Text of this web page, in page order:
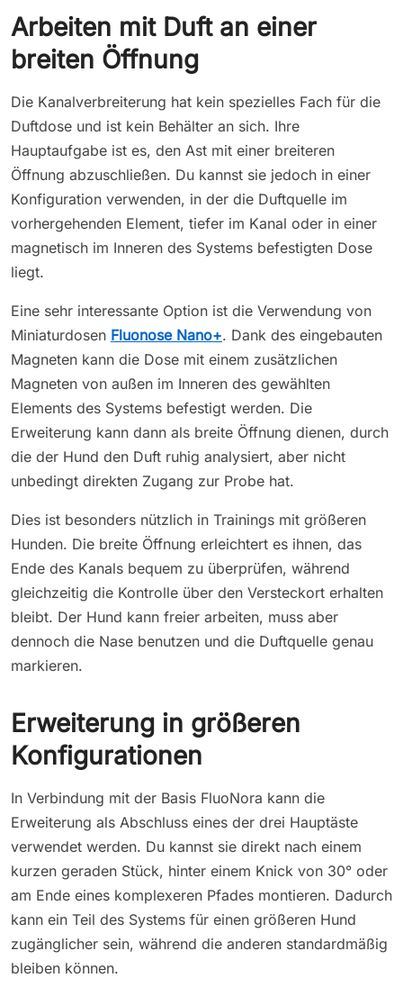
Arbeiten mit Duft an einer
breiten Öffnung
Die Kanalverbreiterung hat kein spezielles Fach für die
Duftdose und ist kein Behälter an sich. Ihre
Hauptaufgabe ist es, den Ast mit einer breiteren
Öffnung abzuschließen. Du kannst sie jedoch in einer
Konfiguration verwenden, in der die Duftquelle im
vorhergehenden Element, tiefer im Kanal oder in einer
magnetisch im Inneren des Systems befestigten Dose
liegt.
Eine sehr interessante Option ist die Verwendung von
Miniaturdosen Fluonose Nano+. Dank des eingebauten
Magneten kann die Dose mit einem zusätzlichen
Magneten von außen im Inneren des gewählten
Elements des Systems befestigt werden. Die
Erweiterung kann dann als breite Öffnung dienen, durch
die der Hund den Duft ruhig analysiert, aber nicht
unbedingt direkten Zugang zur Probe hat.
Dies ist besonders nützlich in Trainings mit größeren
Hunden. Die breite Öffnung erleichtert es ihnen, das
Ende des Kanals bequem zu überprüfen, während
gleichzeitig die Kontrolle über den Versteckort erhalten
bleibt. Der Hund kann freier arbeiten, muss aber
dennoch die Nase benutzen und die Duftquelle genau
markieren.
Erweiterung in größeren
Konfigurationen
In Verbindung mit der Basis FluoNora kann die
Erweiterung als Abschluss eines der drei Hauptäste
verwendet werden. Du kannst sie direkt nach einem
kurzen geraden Stück, hinter einem Knick von 30° oder
am Ende eines komplexeren Pfades montieren. Dadurch
kann ein Teil des Systems für einen größeren Hund
zugänglicher sein, während die anderen standardmäßig
bleiben können.